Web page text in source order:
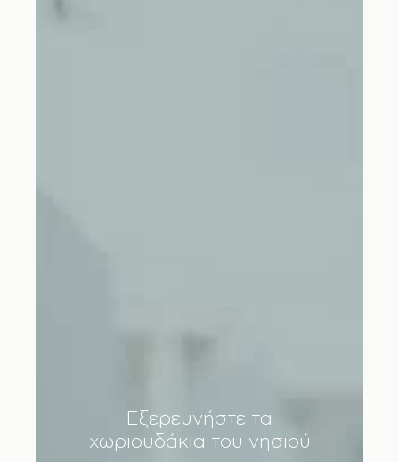
Εξερευνήστε τα
χωριουδάκια του νησιού